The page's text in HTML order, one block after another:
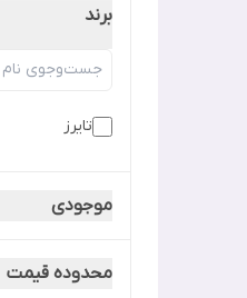
برند
تایرز
موجودی
محدوده قیمت